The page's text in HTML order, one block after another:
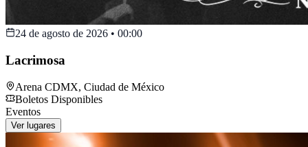
24 de agosto de 2026 • 00:00
Lacrimosa
Arena CDMX, Ciudad de México
Boletos Disponibles
Eventos
Ver lugares